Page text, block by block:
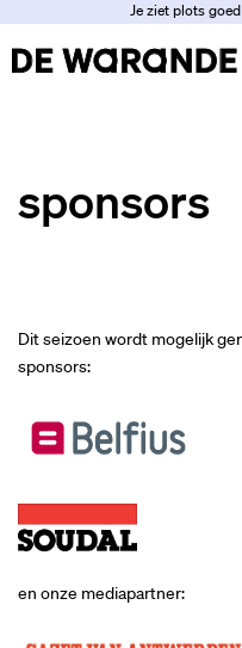
Je ziet plots
sponsors
Dit seizoen wordt mogelijk
sponsors:
en onze mediapartner: